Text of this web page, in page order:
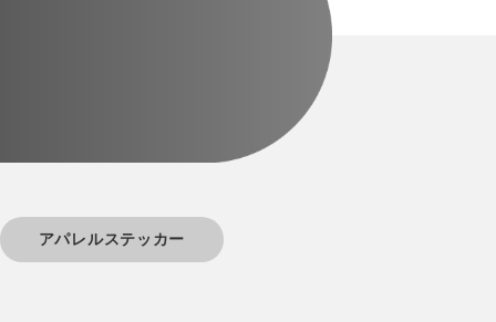
アパレルステッカー